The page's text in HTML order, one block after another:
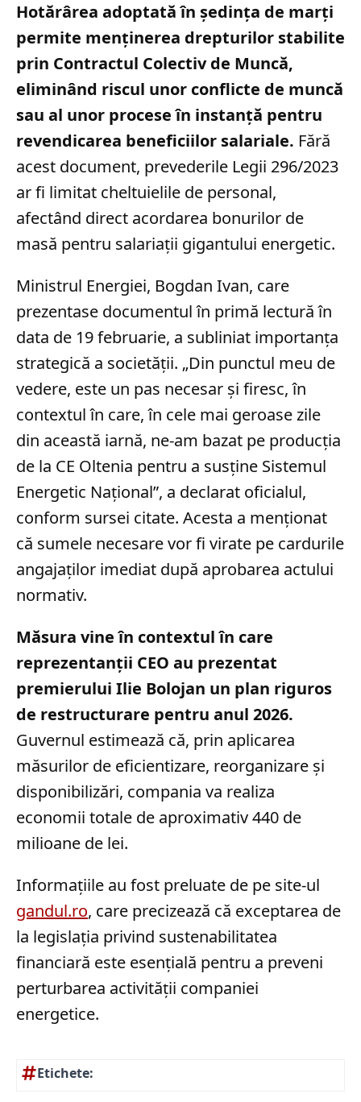
Hotărârea adoptată în ședința de marți
permite menținerea drepturilor stabilite
prin Contractul Colectiv de Muncă,
eliminând riscul unor conflicte de muncă
sau al unor procese în instanță pentru
revendicarea beneficiilor salariale. Fără
acest document, prevederile Legii 296/2023
ar fi limitat cheltuielile de personal,
afectând direct acordarea bonurilor de
masă pentru salariații gigantului energetic.
Ministrul Energiei, Bogdan Ivan, care
prezentase documentul în primă lectură în
data de 19 februarie, a subliniat importanța
strategică a societății. „Din punctul meu de
vedere, este un pas necesar și firesc, în
contextul în care, în cele mai geroase zile
din această iarnă, ne-am bazat pe producția
de la CE Oltenia pentru a susține Sistemul
Energetic Național”, a declarat oficialul,
conform sursei citate. Acesta a menționat
că sumele necesare vor fi virate pe cardurile
angajaților imediat după aprobarea actului
normativ.
Măsura vine în contextul în care
reprezentanții CEO au prezentat
premierului Ilie Bolojan un plan riguros
de restructurare pentru anul 2026.
Guvernul estimează că, prin aplicarea
măsurilor de eficientizare, reorganizare și
disponibilizări, compania va realiza
economii totale de aproximativ 440 de
milioane de lei.
Informațiile au fost preluate de pe site-ul
gandul.ro, care precizează că exceptarea de
la legislația privind sustenabilitatea
financiară este esențială pentru a preveni
perturbarea activității companiei
energetice.
Etichete: